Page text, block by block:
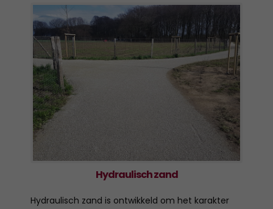
Hydraulisch zand
Hydraulisch zand is ontwikkeld om het karakter